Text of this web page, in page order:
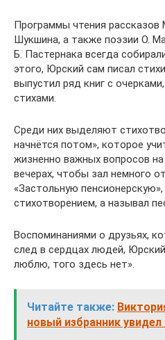
Программы чтения
Шукшина, а также поэзии О.
Б. Пастернака всегда
этого, Юрский сам писал
выпустил ряд книг с
стихами.
Среди них выделяют
начнётся потом», которое
жизненно важных вопросов
вечерах, чтобы зал немного
«Застольную
стихотворением, а называл
Воспоминаниями о друзьях,
след в сердцах людей,
люблю, того здесь нет».
Читайте также:
новый избранник